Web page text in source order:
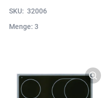
SKU: 32006
Menge: 3